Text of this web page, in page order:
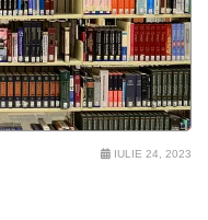
IULIE 24, 2023